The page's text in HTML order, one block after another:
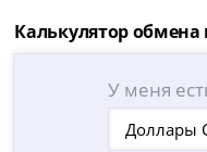
Калькулятор обмена
У меня
Доллары